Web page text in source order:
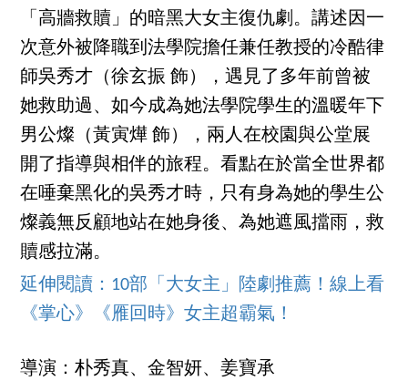
「高牆救贖」的暗黑大女主復仇劇。講述因一
次意外被降職到法學院擔任兼任教授的冷酷律
師吳秀才（徐玄振 飾），遇見了多年前曾被
她救助過、如今成為她法學院學生的溫暖年下
男公燦（黃寅燁 飾），兩人在校園與公堂展
開了指導與相伴的旅程。看點在於當全世界都
在唾棄黑化的吳秀才時，只有身為她的學生公
燦義無反顧地站在她身後、為她遮風擋雨，救
贖感拉滿。
延伸閱讀：10部「大女主」陸劇推薦！線上看
《掌心》《雁回時》女主超霸氣！
導演：朴秀真、金智妍、姜寶承